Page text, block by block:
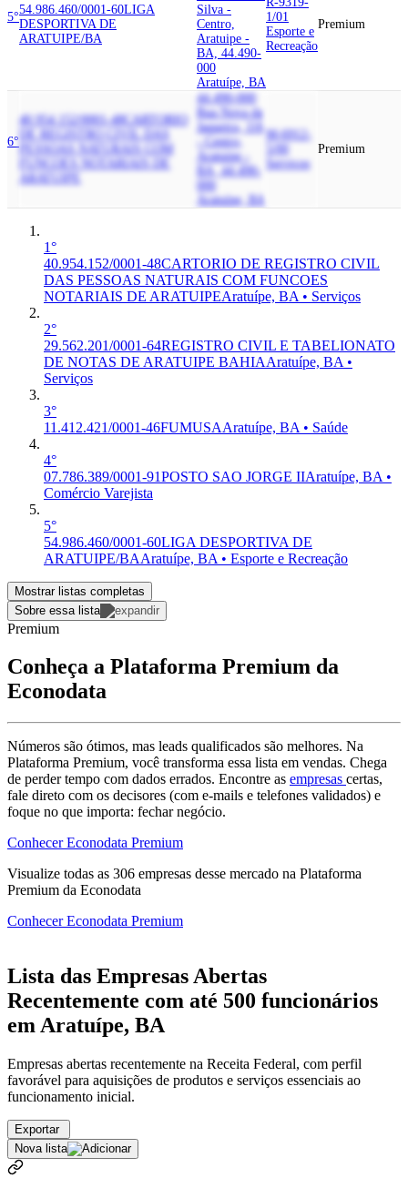
5°
54.986.460/0001-60LIGA
DESPORTIVA DE
ARATUIPE/BA
Silva -
Centro,
Aratuipe -
BA, 44.490-
000
Aratuípe, BA
1/01
Esporte e
Recreação
Premium
6°
40.954.152/0001-48CARTORIO
DE REGISTRO CIVIL DAS
PESSOAS NATURAIS COM
FUNCOES NOTARIAIS DE
ARATUIPE
44.490-000
Rua Nova da
Jaqueira, 116
- Centro,
Aratuipe -
BA, 44.490-
000
Aratuípe, BA
M-6912-
5/00
Serviços
Premium
1°
40.954.152/0001-48CARTORIO DE REGISTRO CIVIL
DAS PESSOAS NATURAIS COM FUNCOES
NOTARIAIS DE ARATUIPEAratuípe, BA • Serviços
2°
29.562.201/0001-64REGISTRO CIVIL E TABELIONATO
DE NOTAS DE ARATUIPE BAHIAAratuípe, BA •
Serviços
3°
11.412.421/0001-46FUMUSAAratuípe, BA • Saúde
4°
07.786.389/0001-91POSTO SAO JORGE IIAratuípe, BA •
Comércio Varejista
5°
54.986.460/0001-60LIGA DESPORTIVA DE
ARATUIPE/BAAratuípe, BA • Esporte e Recreação
Mostrar listas completas
Sobre essa lista
Premium
Conheça a Plataforma Premium da
Econodata
Números são ótimos, mas leads qualificados são melhores. Na
Plataforma Premium, você transforma essa lista em vendas. Chega
de perder tempo com dados errados. Encontre as empresas certas,
fale direto com os decisores (com e-mails e telefones validados) e
foque no que importa: fechar negócio.
Conhecer Econodata Premium
Visualize todas as 306 empresas desse mercado na Plataforma
Premium da Econodata
Conhecer Econodata Premium
Lista das Empresas Abertas
Recentemente com até 500 funcionários
em Aratuípe, BA
Empresas abertas recentemente na Receita Federal, com perfil
favorável para aquisições de produtos e serviços essenciais ao
funcionamento inicial.
Exportar
Nova lista